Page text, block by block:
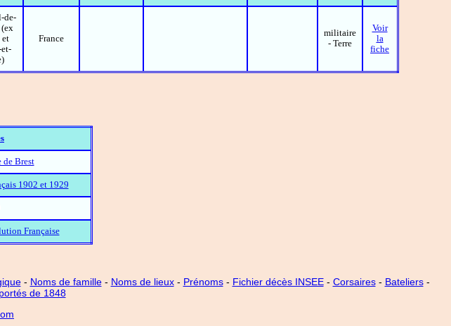
de-
et
France
militaire
- Terre
Voir
la
fiche
de Brest
1902 et 1929
Française
- Noms de famille- Noms de lieux- Prénoms- Fichier décès INSEE- Corsaires- Bateliers-
de 1848